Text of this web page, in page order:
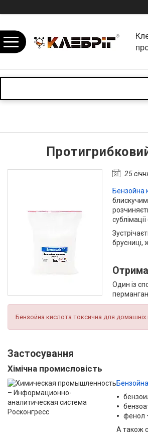
25
Бензойна
брусниці,
Один із
Бензойна кислота токсична для
Застосування
Хімічна промисловість
фенол
А також